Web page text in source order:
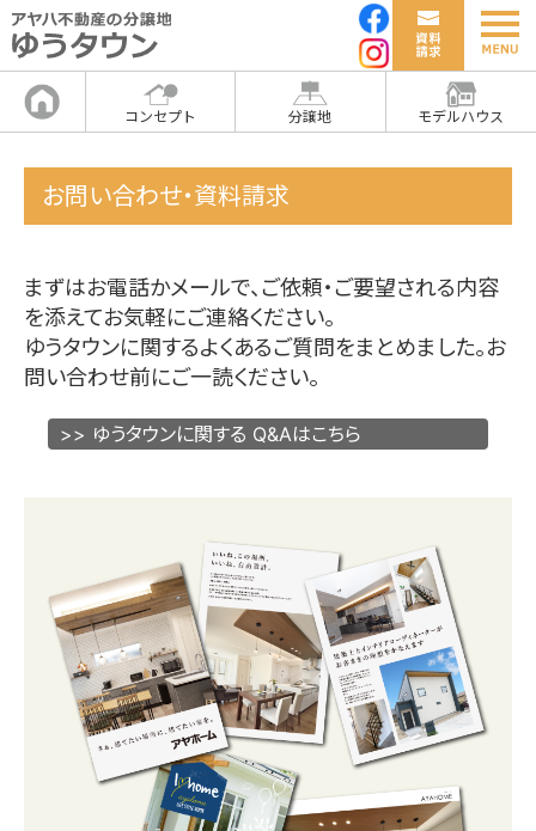
コンセプト 分譲地 モデルハウス
お問い合わせ・資料請求
まずはお電話かメールで、ご依頼・ご要望される内容
を添えてお気軽にご連絡ください。
ゆうタウンに関するよくあるご質問をまとめました。お
問い合わせ前にご一読ください。
>> ゆうタウンに関する Q&Aはこちら